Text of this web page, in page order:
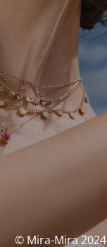
© Mira-Mira 2024